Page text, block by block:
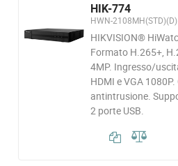
HIK-774
HWN-2108MH(STD)(D)
HIKVISION®
Formato H.265+,
4MP. Ingresso/
HDMI e VGA
antintrusione.
2 porte USB.